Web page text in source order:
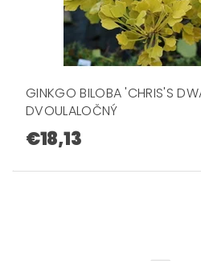
GINKGO BILOBA 'CHRIS'S
DVOULALOČNÝ
€18,13